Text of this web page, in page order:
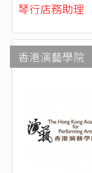
琴行店務助理
香港演藝學院